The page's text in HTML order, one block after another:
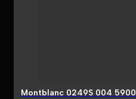
Montblanc 0249S 004 5900